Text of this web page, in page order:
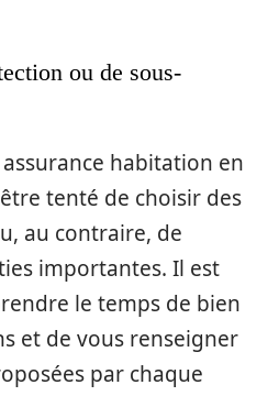
ou de sous-
habitation en
tenté de choisir des
au contraire, de
importantes. Il est
le temps de bien
et de vous renseigner
par chaque